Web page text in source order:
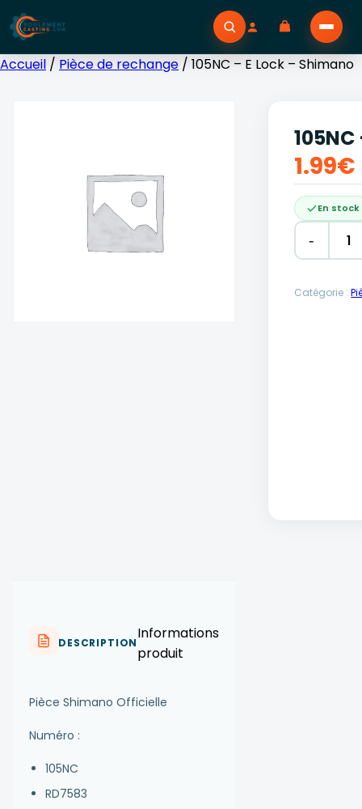
Accueil / Pièce de rechange / 105NC – E Lock – Shimano
1.99€
En stock
-
Catégorie :
DESCRIPTION
Informations
produit
Pièce Shimano Officielle
Numéro :
105NC
RD7583